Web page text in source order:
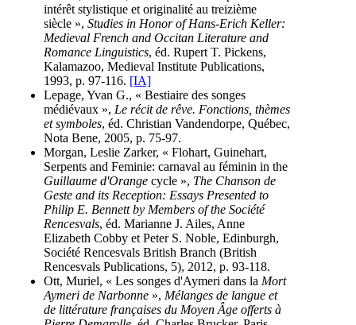
intérêt stylistique et originalité au treizième
siècle », Studies in Honor of Hans-Erich Keller:
Medieval French and Occitan Literature and
Romance Linguistics, éd. Rupert T. Pickens,
Kalamazoo, Medieval Institute Publications,
1993, p. 97-116. [IA]
Lepage, Yvan G., « Bestiaire des songes
médiévaux », Le récit de rêve. Fonctions, thèmes
et symboles, éd. Christian Vandendorpe, Québec,
Nota Bene, 2005, p. 75-97.
Morgan, Leslie Zarker, « Flohart, Guinehart,
Serpents and Feminie: carnaval au féminin in the
Guillaume d'Orange cycle », The Chanson de
Geste and its Reception: Essays Presented to
Philip E. Bennett by Members of the Société
Rencesvals, éd. Marianne J. Ailes, Anne
Elizabeth Cobby et Peter S. Noble, Edinburgh,
Société Rencesvals British Branch (British
Rencesvals Publications, 5), 2012, p. 93-118.
Ott, Muriel, « Les songes d'Aymeri dans la Mort
Aymeri de Narbonne », Mélanges de langue et
de littérature françaises du Moyen Âge offerts à